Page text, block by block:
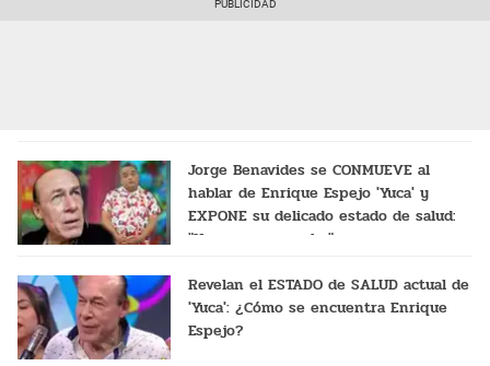
Jorge Benavides se CONMUEVE al
hablar de Enrique Espejo 'Yuca' y
EXPONE su delicado estado de salud:
"Ya no nos escucha"
Revelan el ESTADO de SALUD actual de
'Yuca': ¿Cómo se encuentra Enrique
Espejo?